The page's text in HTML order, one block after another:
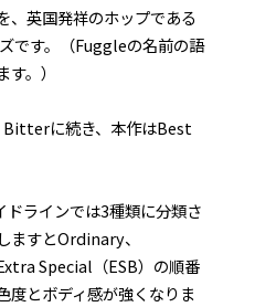
英国発祥のホップである
です。（Fuggleの名前の語
。）
に続き、本作はBest
ラインでは3種類に分類さ
ますとOrdinary、
Special（ESB）の順番
度とボディ感が強くなりま